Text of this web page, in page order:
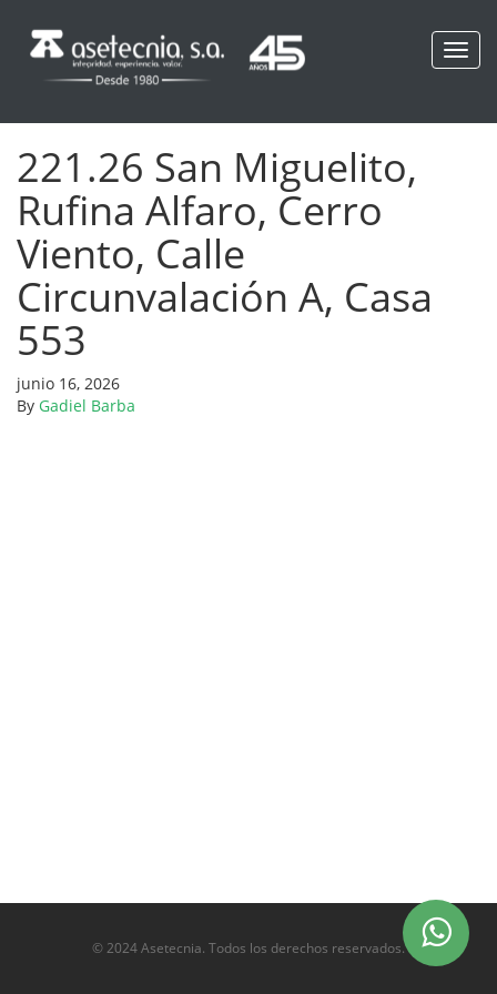
221.26 San Miguelito,
Rufina Alfaro, Cerro
Viento, Calle
Circunvalación A, Casa
553
junio 16, 2026
By Gadiel Barba
© 2024 Asetecnia. Todos los derechos reservados.